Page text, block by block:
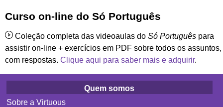
Curso on-line do Só Português
Coleção completa das videoaulas do Só Português para
assistir on-line + exercícios em PDF sobre todos os assuntos,
com respostas. Clique aqui para saber mais e adquirir.
Quem somos
Sobre a Virtuous